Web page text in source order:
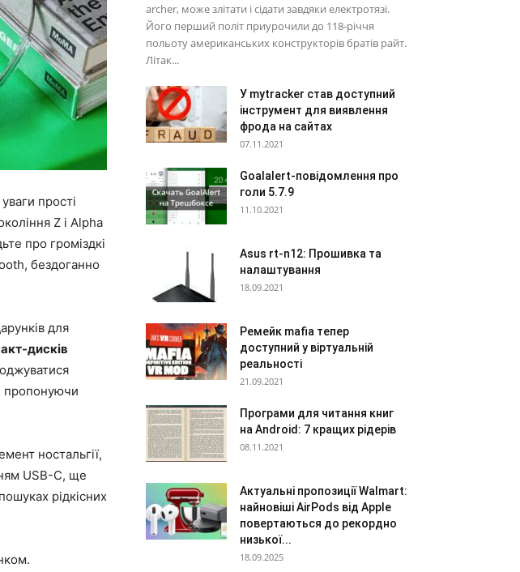
прості
Z і Alpha
про громіздкі
бездоганно
для
дисків
пропонуючи
ностальгії,
USB-C, ще
рідкісних
archer, може злітати і сідати завдяки електротязі.
Його перший політ приурочили до 118-річчя
польоту американських конструкторів братів райт.
Літак...
У mytracker став доступний
інструмент для виявлення
фрода на сайтах
07.11.2021
Goalalert-повідомлення про
голи 5.7.9
11.10.2021
Asus rt-n12: Прошивка та
налаштування
18.09.2021
Ремейк mafia тепер
доступний у віртуальній
реальності
21.09.2021
Програми для читання книг
на Android: 7 кращих рідерів
08.11.2021
Актуальні пропозиції Walmart:
найновіші AirPods від Apple
повертаються до рекордно
низької...
18.09.2025